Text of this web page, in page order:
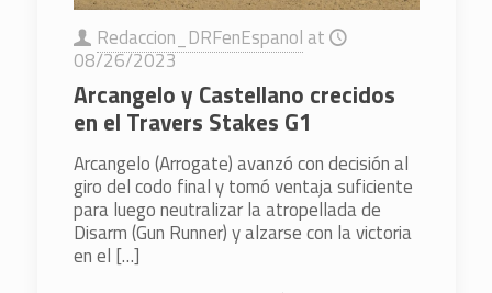
Redaccion_DRFenEspanol at
08/26/2023
Arcangelo y Castellano crecidos
en el Travers Stakes G1
Arcangelo (Arrogate) avanzó con decisión al
giro del codo final y tomó ventaja suficiente
para luego neutralizar la atropellada de
Disarm (Gun Runner) y alzarse con la victoria
en el […]